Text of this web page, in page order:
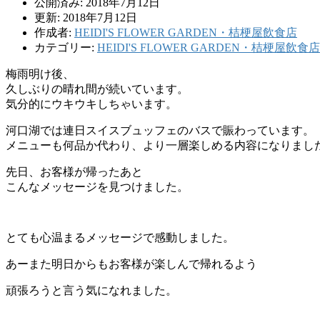
更新: 2018年7月12日
作成者: HEIDI'S FLOWER GARDEN・桔梗屋飲食店
カテゴリー: HEIDI'S FLOWER GARDEN・桔梗屋飲食店
梅雨明け後、
久しぶりの晴れ間が続いています。
気分的にウキウキしちゃいます。
河口湖では連日スイスブュッフェのバスで賑わっています。
メニューも何品か代わり、より一層楽しめる内容になりまし
先日、お客様が帰ったあと
こんなメッセージを見つけました。
とても心温まるメッセージで感動しました。
あーまた明日からもお客様が楽しんで帰れるよう
頑張ろうと言う気になれました。